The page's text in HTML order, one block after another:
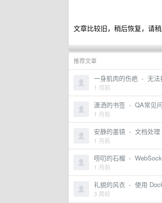
文章比较旧，稍后恢复，请
推荐文章
一身肌肉的伤疤 · 无法
1 月前
潇洒的书签 · QA常见
1 月前
安静的墨镜 · 文档处理
1 月前
唠叨的石榴 ·
1 月前
礼貌的风衣 · 使用
3 周前